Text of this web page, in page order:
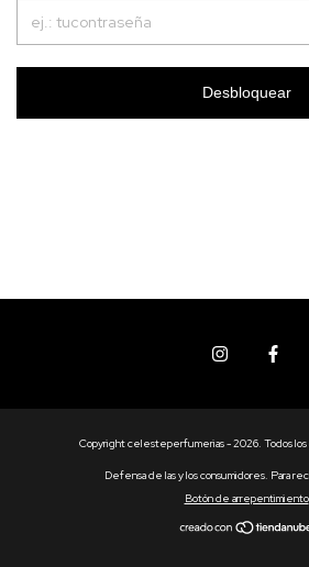
Desbloquear
Copyright celesteperfumerias - 2026. Todos
Defensa de las y los consumidores. Para
Botón de arrepentimiento